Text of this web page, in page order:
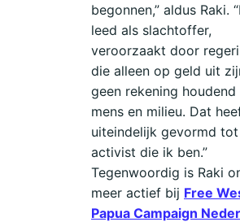
begonnen,” aldus Raki.
leed als slachtoffer,
veroorzaakt door
die alleen op geld uit
geen rekening houdend
mens en milieu. Dat
uiteindelijk gevormd
activist die ik ben.”
Tegenwoordig is Raki
meer actief bij Free
Papua Campaign